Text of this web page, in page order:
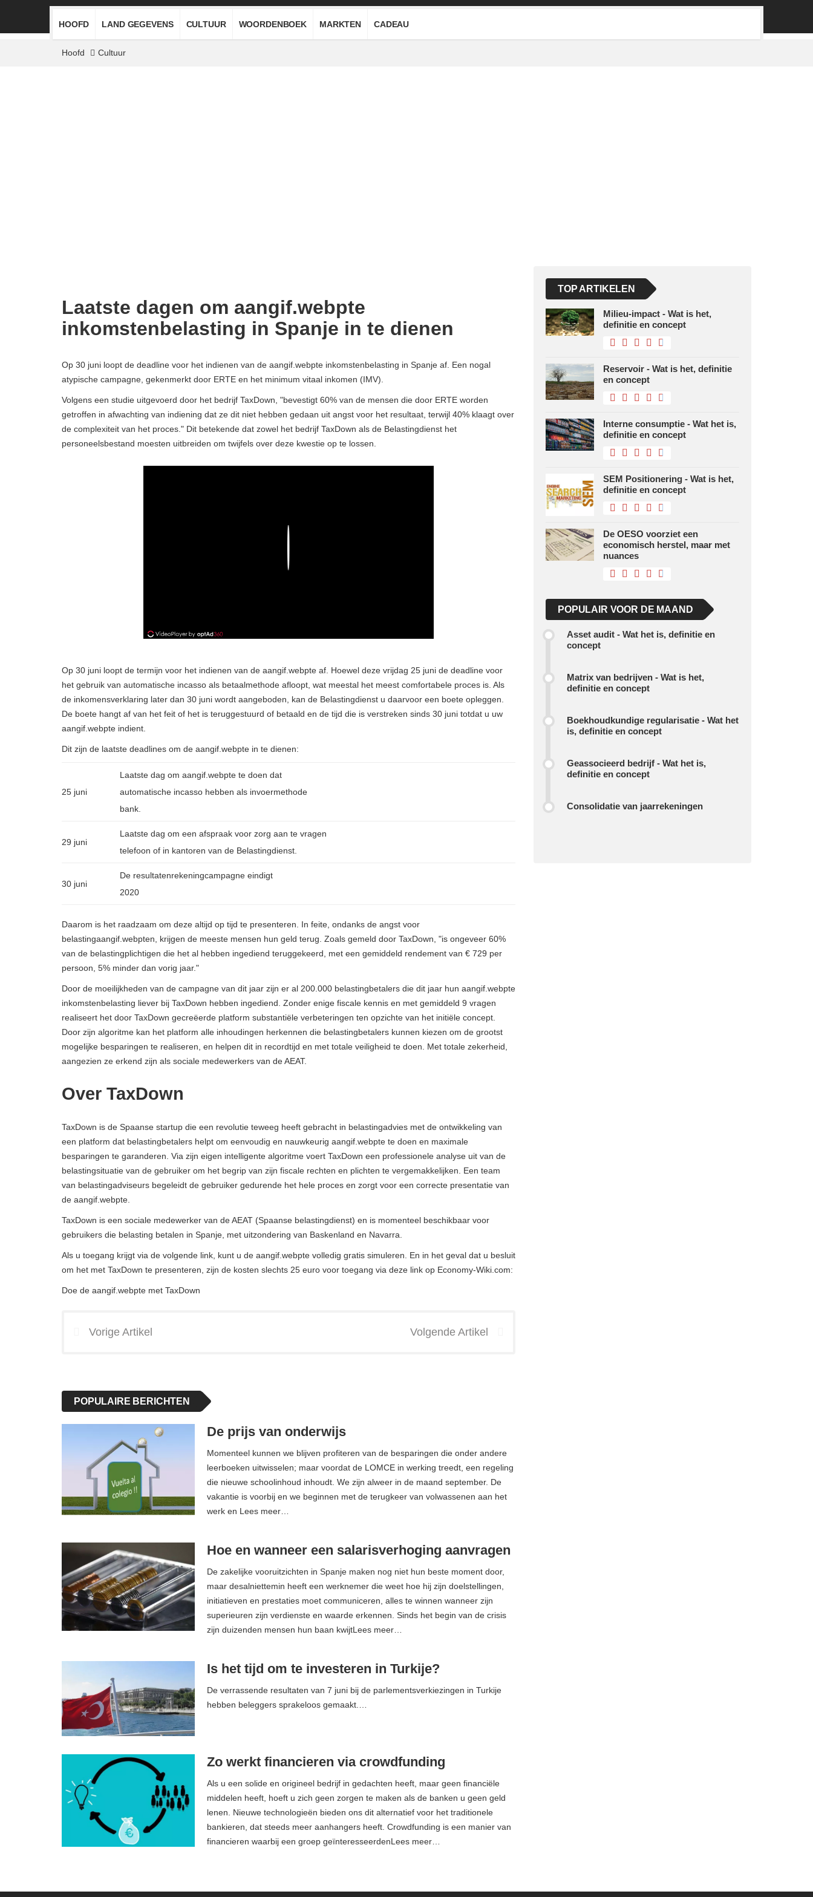
HOOFD LAND GEGEVENS CULTUUR WOORDENBOEK MARKTEN CADEAU
Hoofd Cultuur
Laatste dagen om aangif.webpte
inkomstenbelasting in Spanje in te dienen
Op 30 juni loopt de deadline voor het indienen van de aangif.webpte inkomstenbelasting in Spanje af. Een nogal
atypische campagne, gekenmerkt door ERTE en het minimum vitaal inkomen (IMV).
Volgens een studie uitgevoerd door het bedrijf TaxDown, "bevestigt 60% van de mensen die door ERTE worden
getroffen in afwachting van indiening dat ze dit niet hebben gedaan uit angst voor het resultaat, terwijl 40% klaagt over
de complexiteit van het proces." Dit betekende dat zowel het bedrijf TaxDown als de Belastingdienst het
personeelsbestand moesten uitbreiden om twijfels over deze kwestie op te lossen.
Op 30 juni loopt de termijn voor het indienen van de aangif.webpte af. Hoewel deze vrijdag 25 juni de deadline voor
het gebruik van automatische incasso als betaalmethode afloopt, wat meestal het meest comfortabele proces is. Als
de inkomensverklaring later dan 30 juni wordt aangeboden, kan de Belastingdienst u daarvoor een boete opleggen.
De boete hangt af van het feit of het is teruggestuurd of betaald en de tijd die is verstreken sinds 30 juni totdat u uw
aangif.webpte indient.
Dit zijn de laatste deadlines om de aangif.webpte in te dienen:
25 juni
Laatste dag om aangif.webpte te doen dat
automatische incasso hebben als invoermethode
bank.
29 juni
Laatste dag om een ​​afspraak voor zorg aan te vragen
telefoon of in kantoren van de Belastingdienst.
30 juni
De resultatenrekeningcampagne eindigt
2020
Daarom is het raadzaam om deze altijd op tijd te presenteren. In feite, ondanks de angst voor
belastingaangif.webpten, krijgen de meeste mensen hun geld terug. Zoals gemeld door TaxDown, "is ongeveer 60%
van de belastingplichtigen die het al hebben ingediend teruggekeerd, met een gemiddeld rendement van € 729 per
persoon, 5% minder dan vorig jaar."
Door de moeilijkheden van de campagne van dit jaar zijn er al 200.000 belastingbetalers die dit jaar hun aangif.webpte
inkomstenbelasting liever bij TaxDown hebben ingediend. Zonder enige fiscale kennis en met gemiddeld 9 vragen
realiseert het door TaxDown gecreëerde platform substantiële verbeteringen ten opzichte van het initiële concept.
Door zijn algoritme kan het platform alle inhoudingen herkennen die belastingbetalers kunnen kiezen om de grootst
mogelijke besparingen te realiseren, en helpen dit in recordtijd en met totale veiligheid te doen. Met totale zekerheid,
aangezien ze erkend zijn als sociale medewerkers van de AEAT.
Over TaxDown
TaxDown is de Spaanse startup die een revolutie teweeg heeft gebracht in belastingadvies met de ontwikkeling van
een platform dat belastingbetalers helpt om eenvoudig en nauwkeurig aangif.webpte te doen en maximale
besparingen te garanderen. Via zijn eigen intelligente algoritme voert TaxDown een professionele analyse uit van de
belastingsituatie van de gebruiker om het begrip van zijn fiscale rechten en plichten te vergemakkelijken. Een team
van belastingadviseurs begeleidt de gebruiker gedurende het hele proces en zorgt voor een correcte presentatie van
de aangif.webpte.
TaxDown is een sociale medewerker van de AEAT (Spaanse belastingdienst) en is momenteel beschikbaar voor
gebruikers die belasting betalen in Spanje, met uitzondering van Baskenland en Navarra.
Als u toegang krijgt via de volgende link, kunt u de aangif.webpte volledig gratis simuleren. En in het geval dat u besluit
om het met TaxDown te presenteren, zijn de kosten slechts 25 euro voor toegang via deze link op Economy-Wiki.com:
Doe de aangif.webpte met TaxDown
Vorige Artikel Volgende Artikel
POPULAIRE BERICHTEN
De prijs van onderwijs
Momenteel kunnen we blijven profiteren van de besparingen die onder andere
leerboeken uitwisselen; maar voordat de LOMCE in werking treedt, een regeling
die nieuwe schoolinhoud inhoudt. We zijn alweer in de maand september. De
vakantie is voorbij en we beginnen met de terugkeer van volwassenen aan het
werk en Lees meer…
Hoe en wanneer een salarisverhoging aanvragen
De zakelijke vooruitzichten in Spanje maken nog niet hun beste moment door,
maar desalniettemin heeft een werknemer die weet hoe hij zijn doelstellingen,
initiatieven en prestaties moet communiceren, alles te winnen wanneer zijn
superieuren zijn verdienste en waarde erkennen. Sinds het begin van de crisis
zijn duizenden mensen hun baan kwijtLees meer…
Is het tijd om te investeren in Turkije?
De verrassende resultaten van 7 juni bij de parlementsverkiezingen in Turkije
hebben beleggers sprakeloos gemaakt.…
Zo werkt financieren via crowdfunding
Als u een solide en origineel bedrijf in gedachten heeft, maar geen financiële
middelen heeft, hoeft u zich geen zorgen te maken als de banken u geen geld
lenen. Nieuwe technologieën bieden ons dit alternatief voor het traditionele
bankieren, dat steeds meer aanhangers heeft. Crowdfunding is een manier van
financieren waarbij een groep geïnteresseerdenLees meer…
TOP ARTIKELEN
Milieu-impact - Wat is het,
definitie en concept
Reservoir - Wat is het, definitie
en concept
Interne consumptie - Wat het is,
definitie en concept
SEM Positionering - Wat is het,
definitie en concept
De OESO voorziet een
economisch herstel, maar met
nuances
POPULAIR VOOR DE MAAND
Asset audit - Wat het is, definitie en
concept
Matrix van bedrijven - Wat is het,
definitie en concept
Boekhoudkundige regularisatie - Wat het
is, definitie en concept
Geassocieerd bedrijf - Wat het is,
definitie en concept
Consolidatie van jaarrekeningen